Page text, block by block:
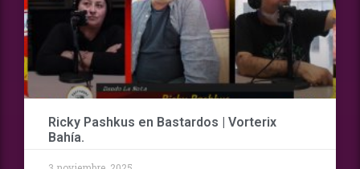
Ricky Pashkus en Bastardos | Vorterix
Bahía.